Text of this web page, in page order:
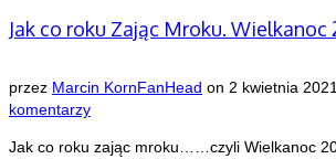
Jak co roku Zając Mroku. Wielkanoc
przez Marcin KornFanHead on 2 kwietnia
komentarzy
Jak co roku zając mroku……czyli Wielkanoc